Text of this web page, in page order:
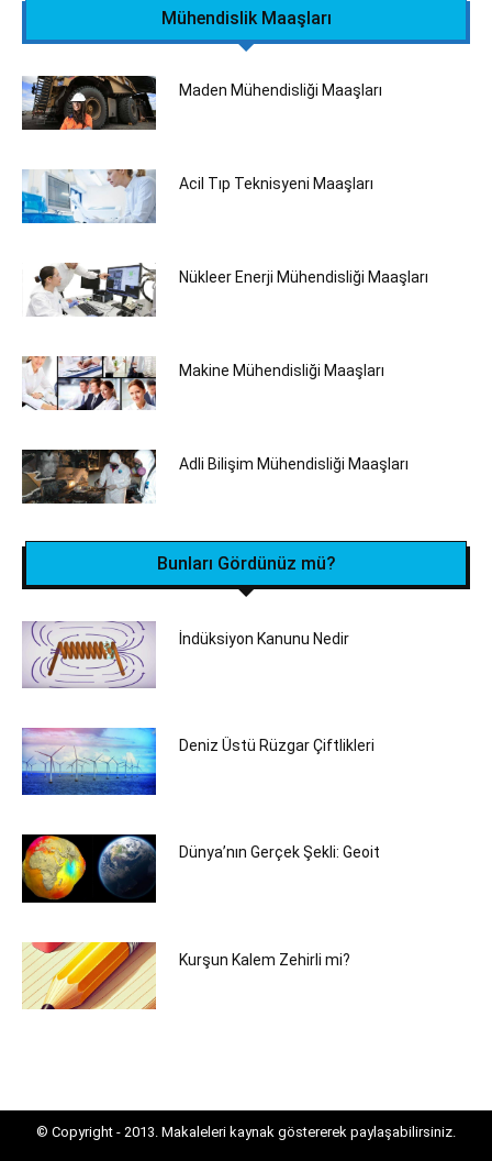
Mühendislik Maaşları
Maden Mühendisliği Maaşları
Acil Tıp Teknisyeni Maaşları
Nükleer Enerji Mühendisliği Maaşları
Makine Mühendisliği Maaşları
Adli Bilişim Mühendisliği Maaşları
Bunları Gördünüz mü?
İndüksiyon Kanunu Nedir
Deniz Üstü Rüzgar Çiftlikleri
Dünya’nın Gerçek Şekli: Geoit
Kurşun Kalem Zehirli mi?
© Copyright - 2013. Makaleleri kaynak göstererek paylaşabilirsiniz.